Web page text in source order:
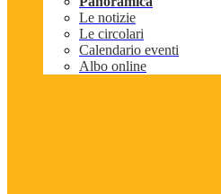
Le notizie
Le circolari
Calendario eventi
Albo online